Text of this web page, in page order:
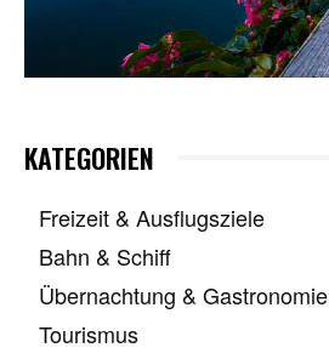
KATEGORIEN
Freizeit & Ausflugsziele
Bahn & Schiff
Übernachtung & Gastronomie
Tourismus